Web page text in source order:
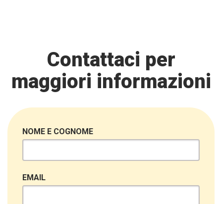
Contattaci per
maggiori informazioni
NOME E COGNOME
EMAIL